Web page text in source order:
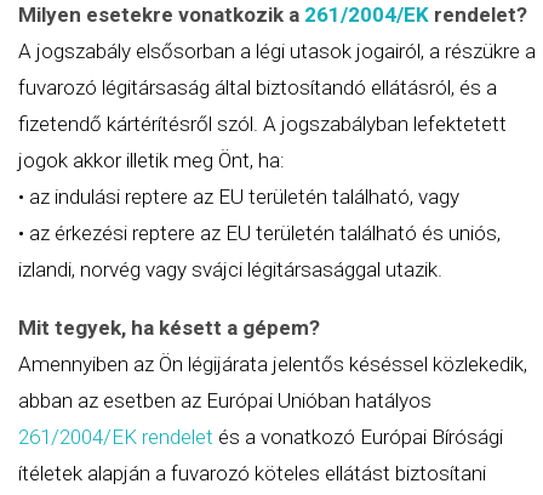
Milyen esetekre vonatkozik a 261/2004/EK rendelet?
A jogszabály elsősorban a légi utasok jogairól, a részükre a
fuvarozó légitársaság által biztosítandó ellátásról, és a
fizetendő kártérítésről szól. A jogszabályban lefektetett
jogok akkor illetik meg Önt, ha:
• az indulási reptere az EU területén található, vagy
• az érkezési reptere az EU területén található és uniós,
izlandi, norvég vagy svájci légitársasággal utazik.
Mit tegyek, ha késett a gépem?
Amennyiben az Ön légijárata jelentős késéssel közlekedik,
abban az esetben az Európai Unióban hatályos
261/2004/EK rendelet és a vonatkozó Európai Bírósági
ítéletek alapján a fuvarozó köteles ellátást biztosítani